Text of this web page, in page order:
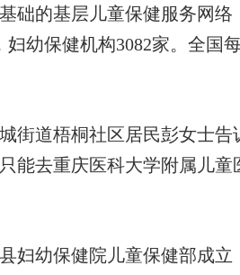
础的基层儿童保健服务网
妇幼保健机构3082家。全国
道梧桐社区居民彭女士告
能去重庆医科大学附属儿
幼保健院儿童保健部成立